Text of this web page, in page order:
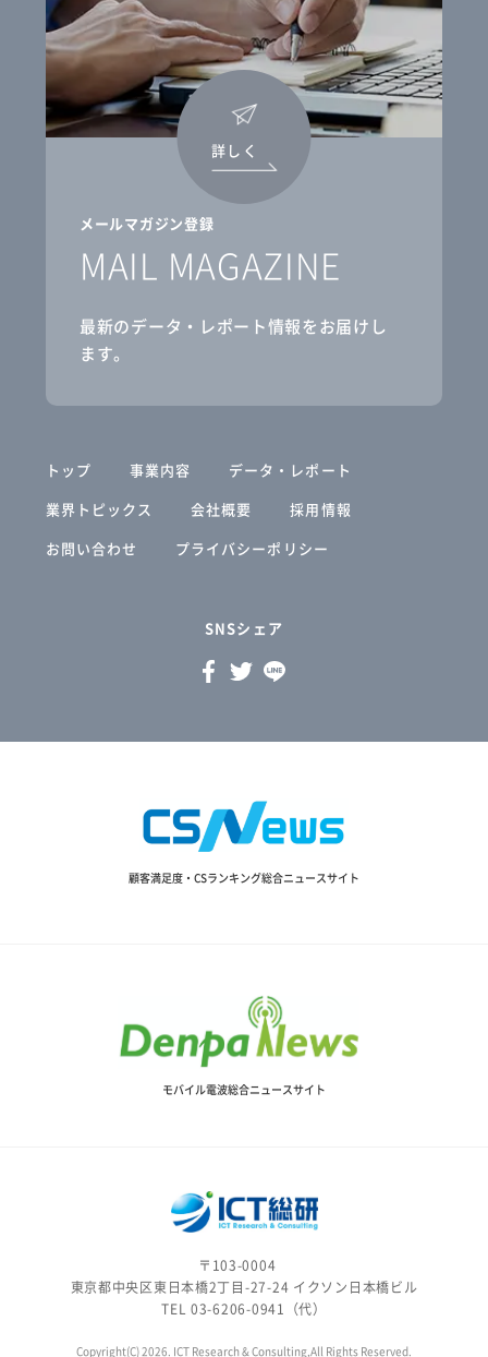
メールマガジン登録
MAIL MAGAZINE
最新のデータ・レポート情報をお届けし
ます。
詳しく
トップ 事業内容
データ・レポート
業界トピックス
会社概要
採用情報
お問い合わせ
プライバシーポリシー
SNSシェア
顧客満足度・CSランキング総合ニュースサイト
モバイル電波総合ニュースサイト
〒103-0004
東京都中央区東日本橋2丁目-27-24 イクソン日本橋ビル
TEL 03-6206-0941（代）
Copyright(C) 2026. ICT Research & Consulting,All Rights Reserved.